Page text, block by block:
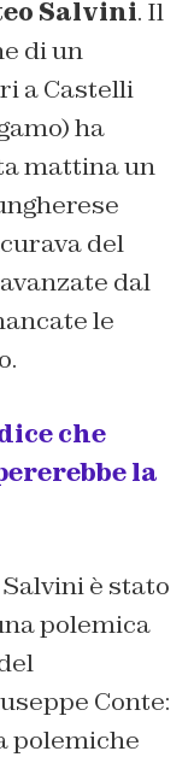
Salvini. Il
di un
a Castelli
ha
mattina un
del
dal
le
che
la
è stato
polemica
Conte:
polemiche